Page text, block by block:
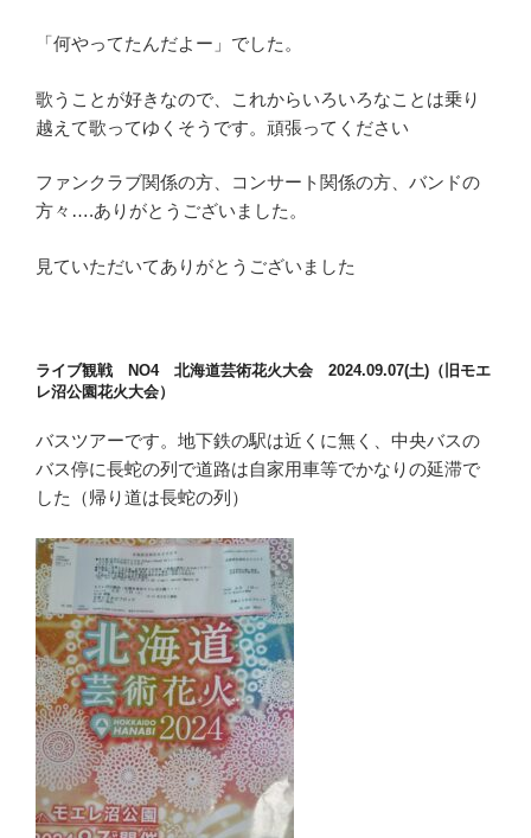
「何やってたんだよー」でした。
歌うことが好きなので、これからいろいろなことは乗り
越えて歌ってゆくそうです。頑張ってください
ファンクラブ関係の方、コンサート関係の方、バンドの
方々….ありがとうございました。
見ていただいてありがとうございました
ライブ観戦 NO4 北海道芸術花火大会 2024.09.07(土)（旧モエ
レ沼公園花火大会）
バスツアーです。地下鉄の駅は近くに無く、中央バスの
バス停に長蛇の列で道路は自家用車等でかなりの延滞で
した（帰り道は長蛇の列）